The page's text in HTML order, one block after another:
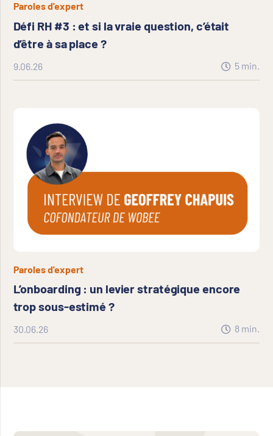
Paroles d'expert
Défi RH #3 : et si la vraie question, c’était
d’être à sa place ?
9.06.26 5 min.
Paroles d'expert
L’onboarding : un levier stratégique encore
trop sous-estimé ?
30.06.26 8 min.